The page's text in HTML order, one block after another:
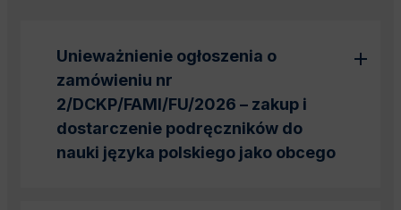
Unieważnienie ogłoszenia o
zamówieniu nr
2/DCKP/FAMI/FU/2026 – zakup i
dostarczenie podręczników do
nauki języka polskiego jako obcego